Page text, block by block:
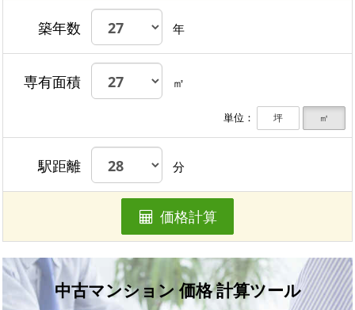
築年数 年
専有面積 ㎡
単位： 坪 ㎡
駅距離 分
価格計算
中古マンション 価格 計算ツール